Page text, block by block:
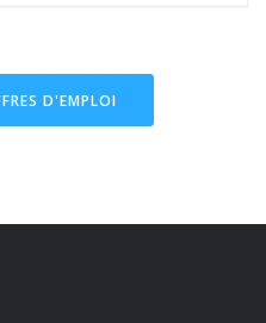
D'EMPLOI